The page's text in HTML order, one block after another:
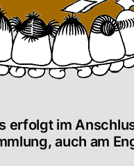
erfolgt im
auch am